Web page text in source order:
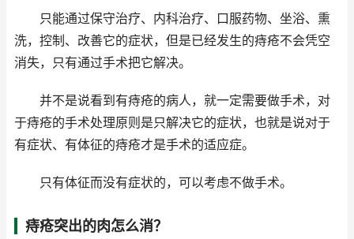
只能通过保守治疗、内科治疗、口服药物、坐浴、熏
洗，控制、改善它的症状，但是已经发生的痔疮不会凭空
消失，只有通过手术把它解决。
并不是说看到有痔疮的病人，就一定需要做手术，对
于痔疮的手术处理原则是只解决它的症状，也就是说对于
有症状、有体征的痔疮才是手术的适应症。
只有体征而没有症状的，可以考虑不做手术。
痔疮突出的肉怎么消？